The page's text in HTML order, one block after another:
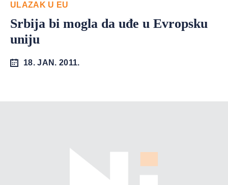
ULAZAK U EU
Srbija bi mogla da uđe u Evropsku
uniju
18. JAN. 2011.